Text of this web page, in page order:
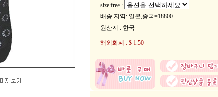
size:free :
배송 지역 : 일본,중국=18800
원산지 : 한국
해외화폐 : $ 1.50